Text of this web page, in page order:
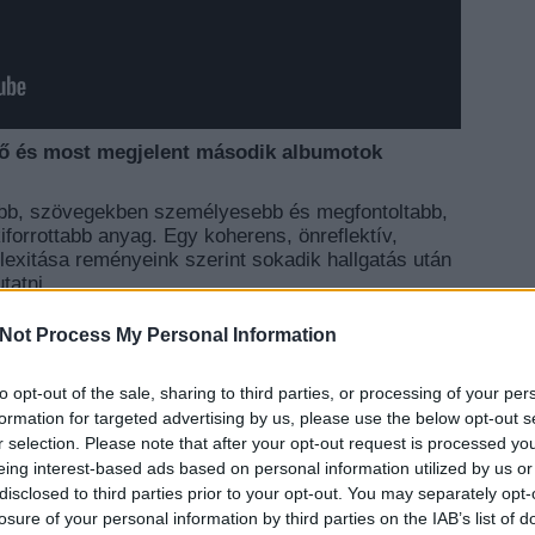
Process My Personal Information
opt-out of the sale, sharing to third parties, or processing of your
for targeted advertising by us, please use the below opt-out
selection. Please note that after your opt-out request is processed
interest-based ads based on personal information utilized by us
to third parties prior to your opt-out. You may separately
of your personal information by third parties on the IAB’s list of
és most megjelent második albumotok
szövegekben személyesebb és megfontoltabb,
anyag. Egy koherens, önreflektív,
reményeink szerint sokadik hallgatás után
Legalább hatásadóként közreműködtek a
Zomblaze, Suhov és társaiban?
összhang alapján jön létre, ami nyilván a
is jelenti. Van, hogy küldenek száz zenét és
a legjobban érezzük, és van, hogy csak
- akár az orrunk előtt. Akármelyik módszer
is, mire elérik a végső formájukat. Ezek után
szóval mindenkivel, aki hozzátett,
az instrumentálok kialakulásában, mindent
EZT